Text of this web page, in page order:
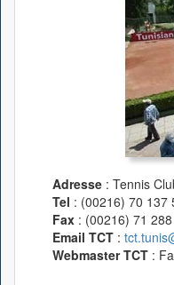
Adresse : Tennis
Tel : (00216) 70 137
Fax : (00216) 71
Email TCT :
Webmaster TCT :